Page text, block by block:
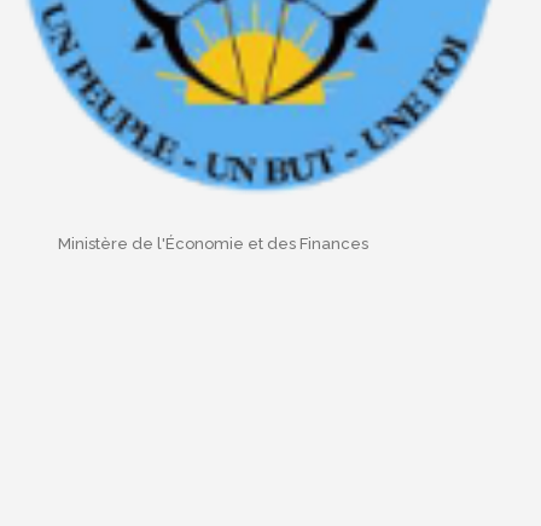
Ministère de l'Économie et des Finances